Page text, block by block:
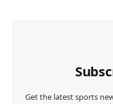
Get the latest sports